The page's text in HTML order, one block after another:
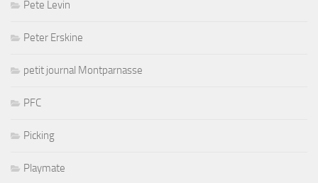
Pete Levin
Peter Erskine
petit journal Montparnasse
PFC
Picking
Playmate